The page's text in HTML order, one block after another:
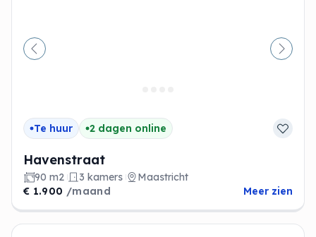
Vorige
Te huur 2 dagen online
Havenstraat
90 m2 3 kamers
Maastricht
€ 1.900 /maand Meer zien